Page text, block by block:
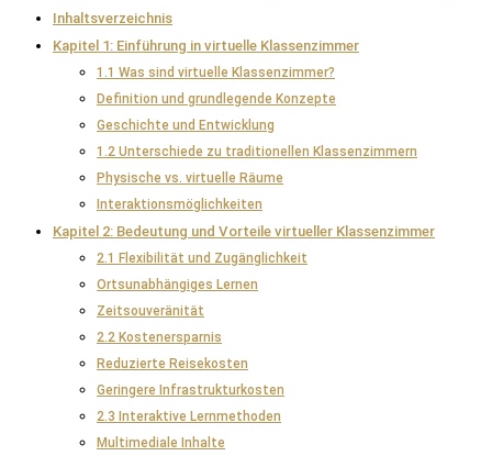
Inhaltsverzeichnis
Kapitel 1: Einführung in virtuelle Klassenzimmer
1.1 Was sind virtuelle Klassenzimmer?
Definition und grundlegende Konzepte
Geschichte und Entwicklung
1.2 Unterschiede zu traditionellen Klassenzimmern
Physische vs. virtuelle Räume
Interaktionsmöglichkeiten
Kapitel 2: Bedeutung und Vorteile virtueller Klassenzimmer
2.1 Flexibilität und Zugänglichkeit
Ortsunabhängiges Lernen
Zeitsouveränität
2.2 Kostenersparnis
Reduzierte Reisekosten
Geringere Infrastrukturkosten
2.3 Interaktive Lernmethoden
Multimediale Inhalte